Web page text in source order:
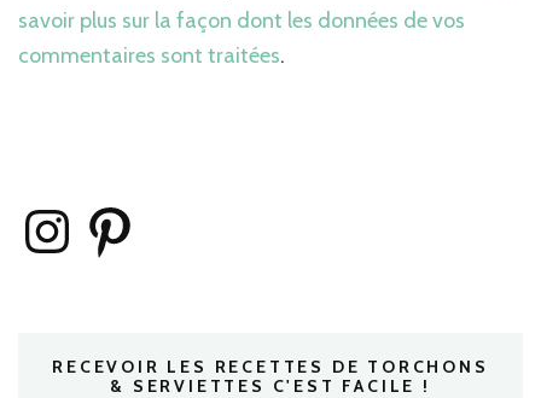
savoir plus sur la façon dont les données de vos
commentaires sont traitées.
InstagramPinterest
RECEVOIR LES RECETTES DE TORCHONS
& SERVIETTES C'EST FACILE !